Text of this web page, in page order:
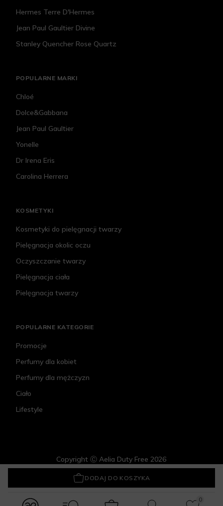
0
DODAJ DO KOSZYKA
Jean Paul Gaultier Le Male Eau de Toilette Gift Set
Hermes Terre D'Hermes
Jean Paul Gaultier Divine
Stanley Quencher Rose Quartz
POPULARNE MARKI
Chloé
Dolce&Gabbana
Jean Paul Gaultier
Yonelle
Dr Irena Eris
Carolina Herrera
KOSMETYKI
Kosmetyki do pielęgnacji twarzy
Pielęgnacja okolic oczu
Oczyszczanie twarzy
Pielęgnacja ciała
Pielęgnacja twarzy
POPULARNE KATEGORIE
Promocje
Perfumy dla kobiet
Perfumy dla mężczyzn
Ciało
Lifestyle
Copyright Ⓒ Aelia Duty Free 2026